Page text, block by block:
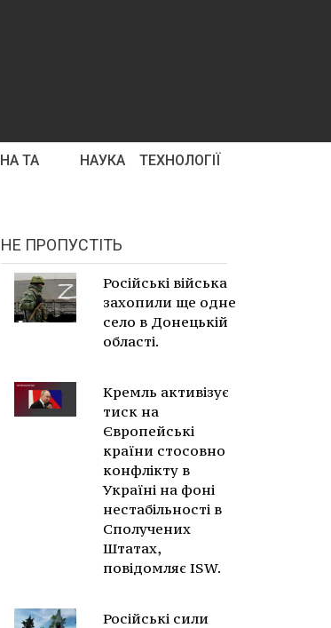
ТА
НАУКА ТЕХНОЛОГІЇ
НЕ ПРОПУСТІТЬ
Російські війська
захопили ще одне
село в Донецькій
області.
Кремль активізує
тиск на
Європейські
країни стосовно
конфлікту в
Україні на фоні
нестабільності в
Сполучених
Штатах,
повідомляє ISW.
Російські сили